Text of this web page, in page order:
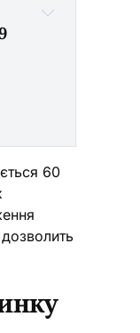
60